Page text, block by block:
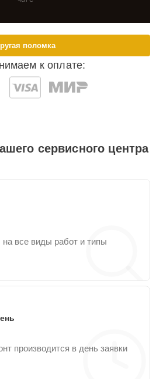
к оплате:
поломка
сервисного центра
все виды работ и типы
производится в день заявки